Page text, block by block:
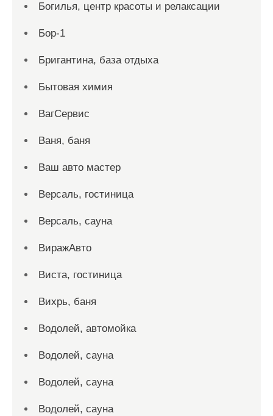
Богилья, центр красоты и релаксации
Бор-1
Бригантина, база отдыха
Бытовая химия
ВагСервис
Ваня, баня
Ваш авто мастер
Версаль, гостиница
Версаль, сауна
ВиражАвто
Виста, гостиница
Вихрь, баня
Водолей, автомойка
Водолей, сауна
Водолей, сауна
Водолей, сауна